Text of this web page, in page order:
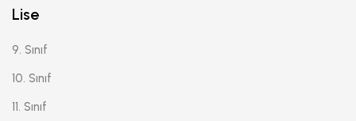
Lise
9. Sınıf
10. Sınıf
11. Sınıf